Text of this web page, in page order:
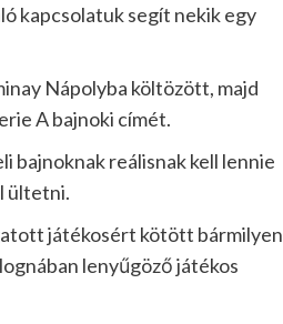
kapcsolatuk segít nekik egy
Nápolyba költözött, majd
A bajnoki címét.
bajnoknak reálisnak kell lennie
ültetni.
játékosért kötött bármilyen
lenyűgöző játékos